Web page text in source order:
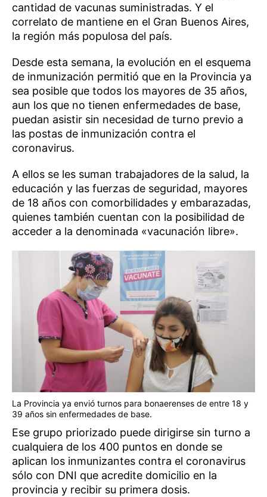
cantidad de vacunas suministradas. Y el
correlato de mantiene en el Gran Buenos Aires,
la región más populosa del país.
Desde esta semana, la evolución en el esquema
de inmunización permitió que en la Provincia ya
sea posible que todos los mayores de 35 años,
aun los que no tienen enfermedades de base,
puedan asistir sin necesidad de turno previo a
las postas de inmunización contra el
coronavirus.
A ellos se les suman trabajadores de la salud, la
educación y las fuerzas de seguridad, mayores
de 18 años con comorbilidades y embarazadas,
quienes también cuentan con la posibilidad de
acceder a la denominada «vacunación libre».
La Provincia ya envió turnos para bonaerenses de entre 18 y
39 años sin enfermedades de base.
Ese grupo priorizado puede dirigirse sin turno a
cualquiera de los 400 puntos en donde se
aplican los inmunizantes contra el coronavirus
sólo con DNI que acredite domicilio en la
provincia y recibir su primera dosis.